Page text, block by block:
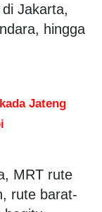
Jakarta,
hingga
Jateng
MRT rute
rute barat-